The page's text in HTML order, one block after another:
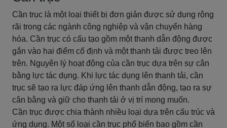
Cần trục là một loại thiết bị đơn giản được sử dụng rộng
rãi trong các ngành công nghiệp và vận chuyển hàng
hóa. Cần trục có cấu tạo gồm một thanh dẫn động được
gắn vào hai điểm cố định và một thanh tải được treo lên
trên. Nguyên lý hoạt động của cần trục dựa trên sự cân
bằng lực tác dụng. Khi lực tác dụng lên thanh tải, cần
trục sẽ tạo ra lực đáp ứng lên thanh dẫn động, tạo ra sự
cân bằng và giữ cho thanh tải ở vị trí mong muốn.
Cần trục được chia thành nhiều loại dựa trên cấu trúc và
ứng dụng. Một số loại cần trục phổ biến bao gồm cần